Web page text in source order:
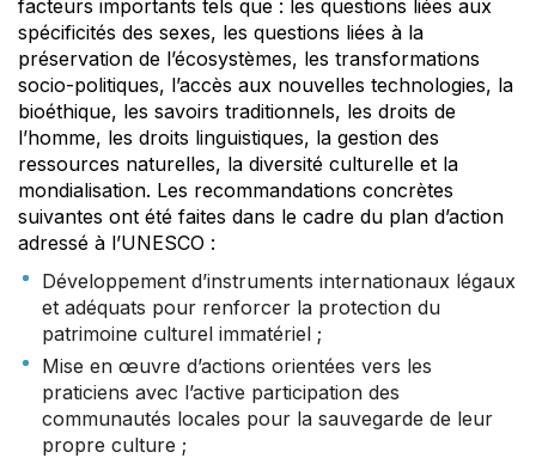
facteurs importants tels que : les questions liées aux
spécificités des sexes, les questions liées à la
préservation de l’écosystèmes, les transformations
socio-politiques, l’accès aux nouvelles technologies, la
bioéthique, les savoirs traditionnels, les droits de
l’homme, les droits linguistiques, la gestion des
ressources naturelles, la diversité culturelle et la
mondialisation. Les recommandations concrètes
suivantes ont été faites dans le cadre du plan d’action
adressé à l’UNESCO :
Développement d’instruments internationaux légaux
et adéquats pour renforcer la protection du
patrimoine culturel immatériel ;
Mise en œuvre d’actions orientées vers les
praticiens avec l’active participation des
communautés locales pour la sauvegarde de leur
propre culture ;